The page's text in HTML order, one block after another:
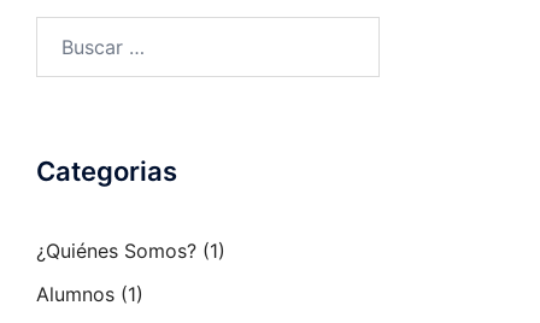
Categorias
¿Quiénes Somos? (1)
Alumnos (1)